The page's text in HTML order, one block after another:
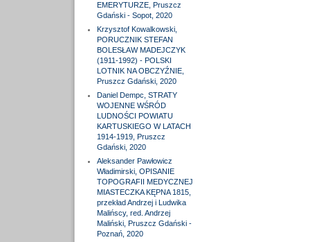
EMERYTURZE, Pruszcz
Gdański - Sopot, 2020
Krzysztof Kowalkowski,
PORUCZNIK STEFAN
BOLESŁAW MADEJCZYK
(1911-1992) - POLSKI
LOTNIK NA OBCZYŹNIE,
Pruszcz Gdański, 2020
Daniel Dempc, STRATY
WOJENNE WŚRÓD
LUDNOŚCI POWIATU
KARTUSKIEGO W LATACH
1914-1919, Pruszcz
Gdański, 2020
Aleksander Pawłowicz
Władimirski, OPISANIE
TOPOGRAFII MEDYCZNEJ
MIASTECZKA KĘPNA 1815,
przekład Andrzej i Ludwika
Malińscy, red. Andrzej
Maliński, Pruszcz Gdański -
Poznań, 2020